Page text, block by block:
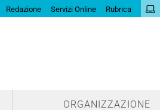
Redazione Servizi Online Rubrica
ORGANIZZAZIONE